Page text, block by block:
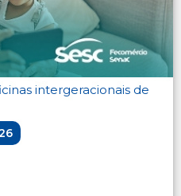
intergeracionais de